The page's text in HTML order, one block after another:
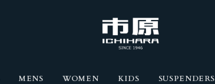
MENS WOMEN KIDS SUSPENDERS